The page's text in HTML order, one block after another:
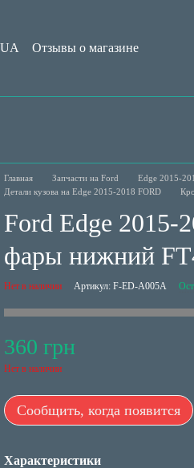
Отзывы о магазине
Главная Запчасти на Ford Edge 2015-
Детали кузова на Edge 2015-2018 FORD
Ford Edge 2015-
фары нижний
Нет в наличии Артикул: F-ED-A005A
360 грн
Нет в наличии
Сообщить, когда появится
Характеристики